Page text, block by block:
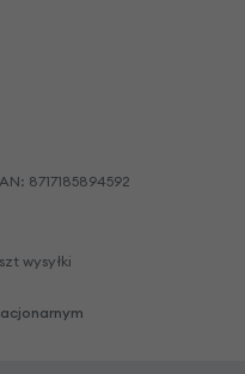
8717185894592
wysyłki